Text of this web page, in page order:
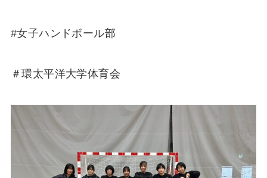
#女子ハンドボール部
＃環太平洋大学体育会